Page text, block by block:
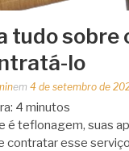
tudo sobre
lo
em 4 de setembro de
4 minutos
é teflonagem, suas
contratar esse